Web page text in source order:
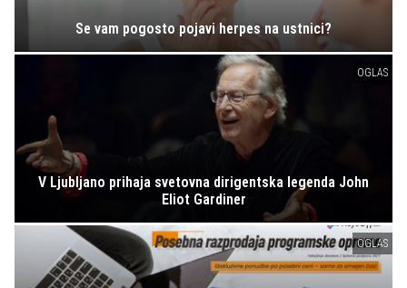
Se vam pogosto pojavi herpes na ustnici?
OGLAS
V Ljubljano prihaja svetovna dirigentska legenda John
Eliot Gardiner
OGLAS